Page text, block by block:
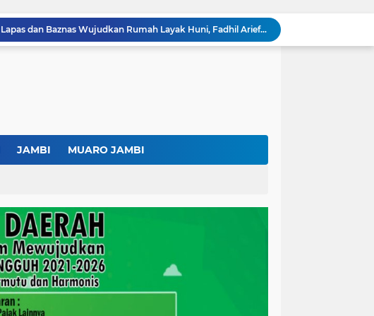
Kolaborasi Lapas dan Baznas Wujudkan Rumah Layak Huni, Fadhil Arief: Bukti Nyata Kepedulian Untuk Rakyat
Ratusan Petani Batanghari Gelar Sedekah Bubur di Tengah Sawah, Fadhil Arief: Tradisi Ini Harus Tetap Lestari
Aparat Sudah Siap, Eksekusi 1.300 Hektare Belum Juga Ditetapkan PN Muara Bulian, Ada Apa?
JAMBI MUARO JAMBI